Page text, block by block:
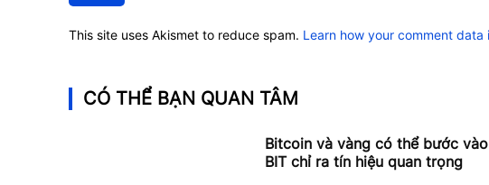
This site uses Akismet to reduce spam. Learn how your comment data
CÓ THỂ BẠN QUAN TÂM
Bitcoin và vàng có thể bước
BIT chỉ ra tín hiệu quan trọng